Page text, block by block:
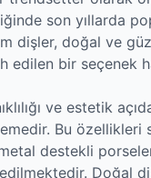
son yıllarda
dişler, doğal ve
edilen bir seçenek
ve estetik
Bu özellikleri
destekli
Doğal